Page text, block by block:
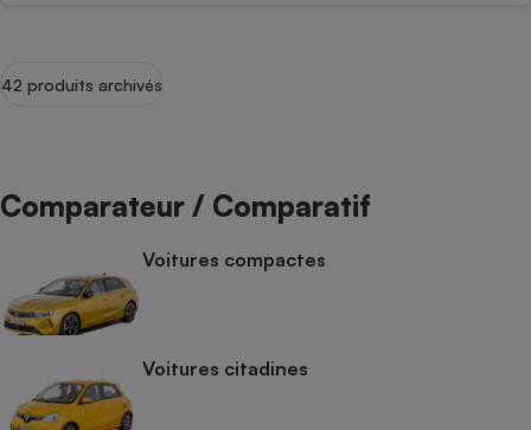
42 produits archivés
Comparateur / Comparatif
Voitures compactes
Voitures citadines